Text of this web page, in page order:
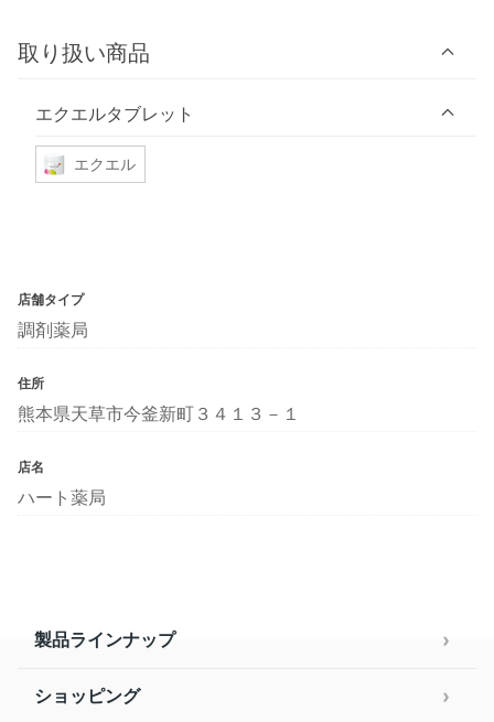
取り扱い商品
エクエルタブレット
エクエル
店舗タイプ
調剤薬局
住所
熊本県天草市今釜新町３４１３－１
店名
ハート薬局
製品ラインナップ
ショッピング